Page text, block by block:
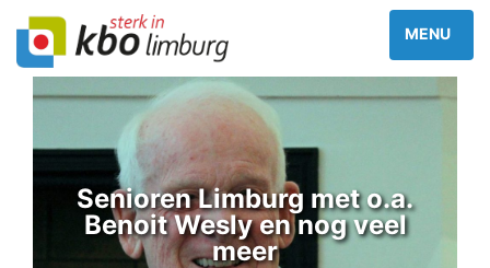
Senioren Limburg met o.a.
Benoit Wesly en nog veel
meer